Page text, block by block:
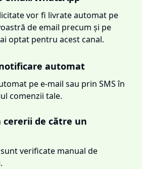
vor fi livrate automat pe
de email precum și pe
optat pentru acest canal.
automat
pe e-mail sau prin SMS în
comenzii tale.
cererii de către un
verificate manual de